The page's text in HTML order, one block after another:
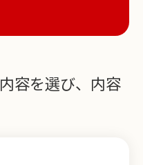
容を選び、内容